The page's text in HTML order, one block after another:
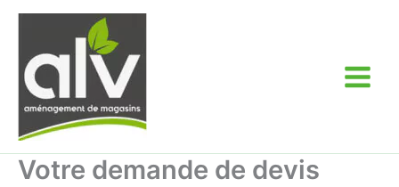
Aller
contenu
Votre demande de devis